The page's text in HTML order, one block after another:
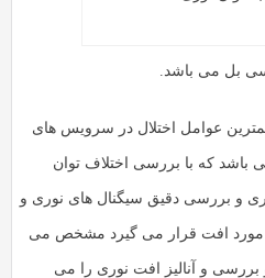
عوامل اختلال در سرویس های
که با بررسی اختلاف توان
و بررسی دقیق سیگنال های نوری و
مورد افت قرار می گیرد مشخص می
و آنالیز افت نوری را می